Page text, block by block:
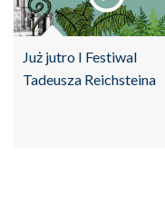
Już jutro I Festiwal
Tadeusza Reichsteina